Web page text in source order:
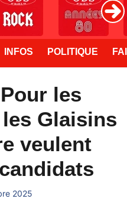
INFOS POLITIQUE
les
Glaisins
veulent
2025